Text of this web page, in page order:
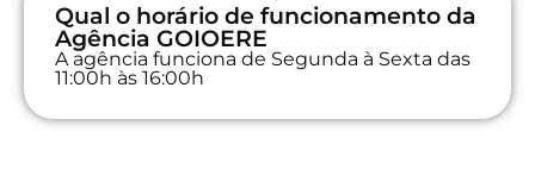
Qual o horário de funcionamento da
Agência GOIOERE
A agência funciona de Segunda à Sexta das
11:00h às 16:00h